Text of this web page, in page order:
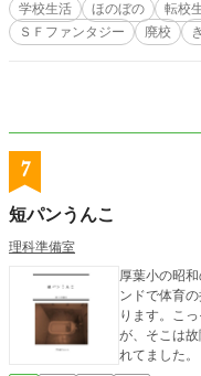
学校生活 ほのぼの 転校
ＳＦファンタジー
廃校
7
短パンうんこ
理科準備室
厚葉小の昭
ンドで体育
ります。こ
が、そこは
れてました。